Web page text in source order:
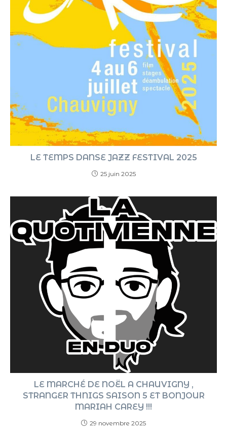
LE TEMPS DANSE JAZZ FESTIVAL 2025
25 juin 2025
LE MARCHÉ DE NOËL A CHAUVIGNY ,
STRANGER THNIGS SAISON 5 ET BONJOUR
MARIAH CAREY !!!
29 novembre 2025